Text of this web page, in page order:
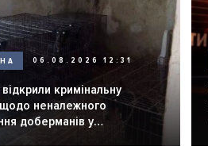
06.08.2026 12:31
кримінальну
неналежного
доберманів у